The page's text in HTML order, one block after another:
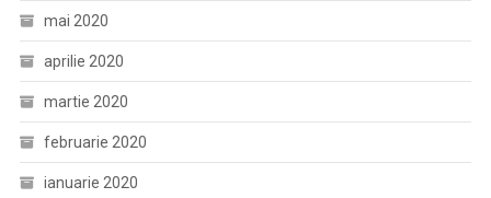
mai 2020
aprilie 2020
martie 2020
februarie 2020
ianuarie 2020